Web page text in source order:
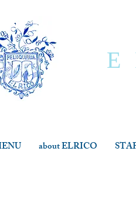
about ELRICO